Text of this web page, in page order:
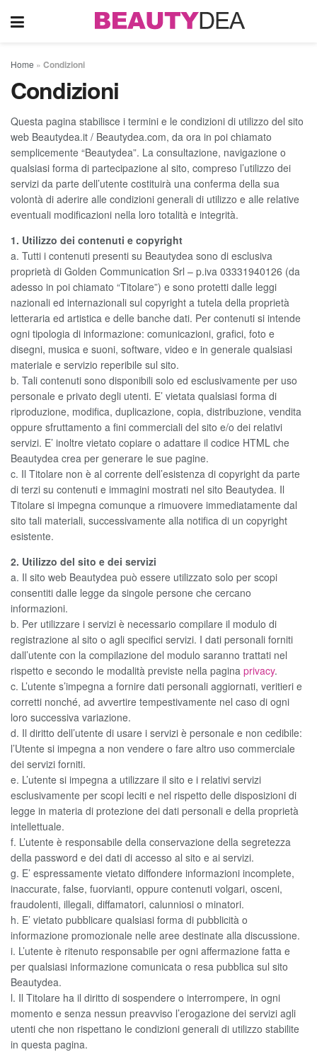
Home » Condizioni
Condizioni
Questa pagina stabilisce i termini e le condizioni di utilizzo del sito
web Beautydea.it / Beautydea.com, da ora in poi chiamato
semplicemente “Beautydea”. La consultazione, navigazione o
qualsiasi forma di partecipazione al sito, compreso l’utilizzo dei
servizi da parte dell’utente costituirà una conferma della sua
volontà di aderire alle condizioni generali di utilizzo e alle relative
eventuali modificazioni nella loro totalità e integrità.
1. Utilizzo dei contenuti e copyright
a. Tutti i contenuti presenti su Beautydea sono di esclusiva
proprietà di Golden Communication Srl – p.iva 03331940126 (da
adesso in poi chiamato “Titolare”) e sono protetti dalle leggi
nazionali ed internazionali sul copyright a tutela della proprietà
letteraria ed artistica e delle banche dati. Per contenuti si intende
ogni tipologia di informazione: comunicazioni, grafici, foto e
disegni, musica e suoni, software, video e in generale qualsiasi
materiale e servizio reperibile sul sito.
b. Tali contenuti sono disponibili solo ed esclusivamente per uso
personale e privato degli utenti. E’ vietata qualsiasi forma di
riproduzione, modifica, duplicazione, copia, distribuzione, vendita
oppure sfruttamento a fini commerciali del sito e/o dei relativi
servizi. E’ inoltre vietato copiare o adattare il codice HTML che
Beautydea crea per generare le sue pagine.
c. Il Titolare non è al corrente dell’esistenza di copyright da parte
di terzi su contenuti e immagini mostrati nel sito Beautydea. Il
Titolare si impegna comunque a rimuovere immediatamente dal
sito tali materiali, successivamente alla notifica di un copyright
esistente.
2. Utilizzo del sito e dei servizi
a. Il sito web Beautydea può essere utilizzato solo per scopi
consentiti dalle legge da singole persone che cercano
informazioni.
b. Per utilizzare i servizi è necessario compilare il modulo di
registrazione al sito o agli specifici servizi. I dati personali forniti
dall’utente con la compilazione del modulo saranno trattati nel
rispetto e secondo le modalità previste nella pagina privacy.
c. L’utente s’impegna a fornire dati personali aggiornati, veritieri e
corretti nonché, ad avvertire tempestivamente nel caso di ogni
loro successiva variazione.
d. Il diritto dell’utente di usare i servizi è personale e non cedibile:
l’Utente si impegna a non vendere o fare altro uso commerciale
dei servizi forniti.
e. L’utente si impegna a utilizzare il sito e i relativi servizi
esclusivamente per scopi leciti e nel rispetto delle disposizioni di
legge in materia di protezione dei dati personali e della proprietà
intellettuale.
f. L’utente è responsabile della conservazione della segretezza
della password e dei dati di accesso al sito e ai servizi.
g. E’ espressamente vietato diffondere informazioni incomplete,
inaccurate, false, fuorvianti, oppure contenuti volgari, osceni,
fraudolenti, illegali, diffamatori, calunniosi o minatori.
h. E’ vietato pubblicare qualsiasi forma di pubblicità o
informazione promozionale nelle aree destinate alla discussione.
i. L’utente è ritenuto responsabile per ogni affermazione fatta e
per qualsiasi informazione comunicata o resa pubblica sul sito
Beautydea.
l. Il Titolare ha il diritto di sospendere o interrompere, in ogni
momento e senza nessun preavviso l’erogazione dei servizi agli
utenti che non rispettano le condizioni generali di utilizzo stabilite
in questa pagina.